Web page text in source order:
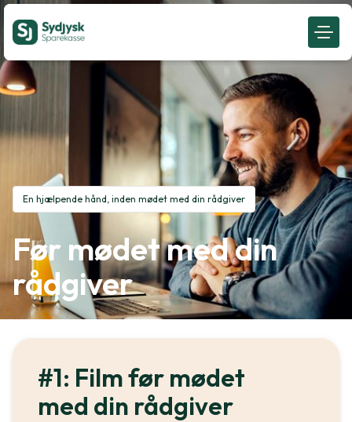
En hjælpende hånd, inden mødet med din rådgiver
Før mødet med din
rådgiver
#1: Film før mødet
med din rådgiver